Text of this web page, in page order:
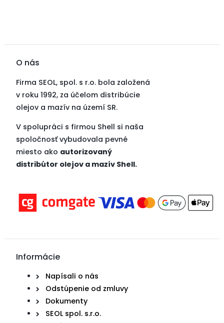
O nás
Firma SEOL, spol. s r.o. bola založená
v roku 1992, za účelom distribúcie
olejov a mazív na území SR.
V spolupráci s firmou Shell si naša
spoločnosť vybudovala pevné
miesto ako autorizovaný
distribútor olejov a mazív Shell.
Informácie
Napísali o nás
Odstúpenie od zmluvy
Dokumenty
SEOL spol. s.r.o.